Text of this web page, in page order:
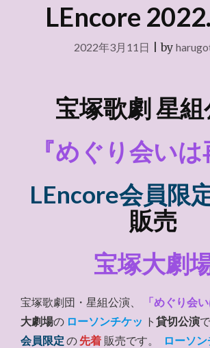
LEncore
2022年3月11日 |by
宝塚歌劇 星
『めぐり会いは
LEncore会員限
販売
宝塚大劇
宝塚歌劇団・星組公演、 「めぐり会
大劇場の ローソンチケッ ト貸切公演
会員限定 の 先着 販売です。 ローソ